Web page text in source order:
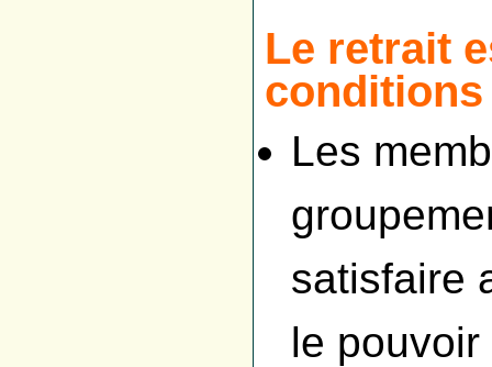
Le retrait
conditions
Les
satisfaire
le